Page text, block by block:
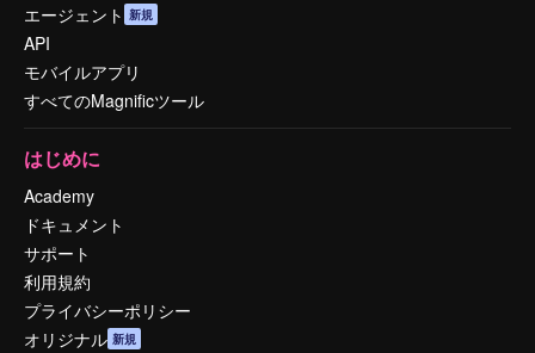
エージェント 新規
API
モバイルアプリ
すべてのMagnificツール
はじめに
Academy
ドキュメント
サポート
利用規約
プライバシーポリシー
オリジナル 新規